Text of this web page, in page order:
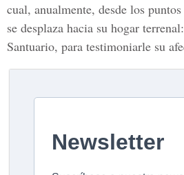
cual, anualmente, desde los
se desplaza hacia su hogar
Santuario, para testimoniarle su